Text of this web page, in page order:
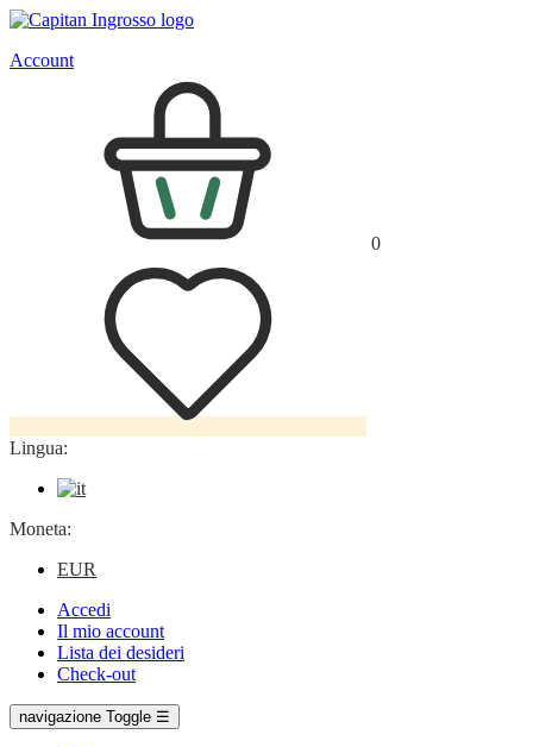
Account
0
Lingua:
Moneta:
EUR
Accedi
Il mio account
Lista dei desideri
Check-out
navigazione Toggle ☰